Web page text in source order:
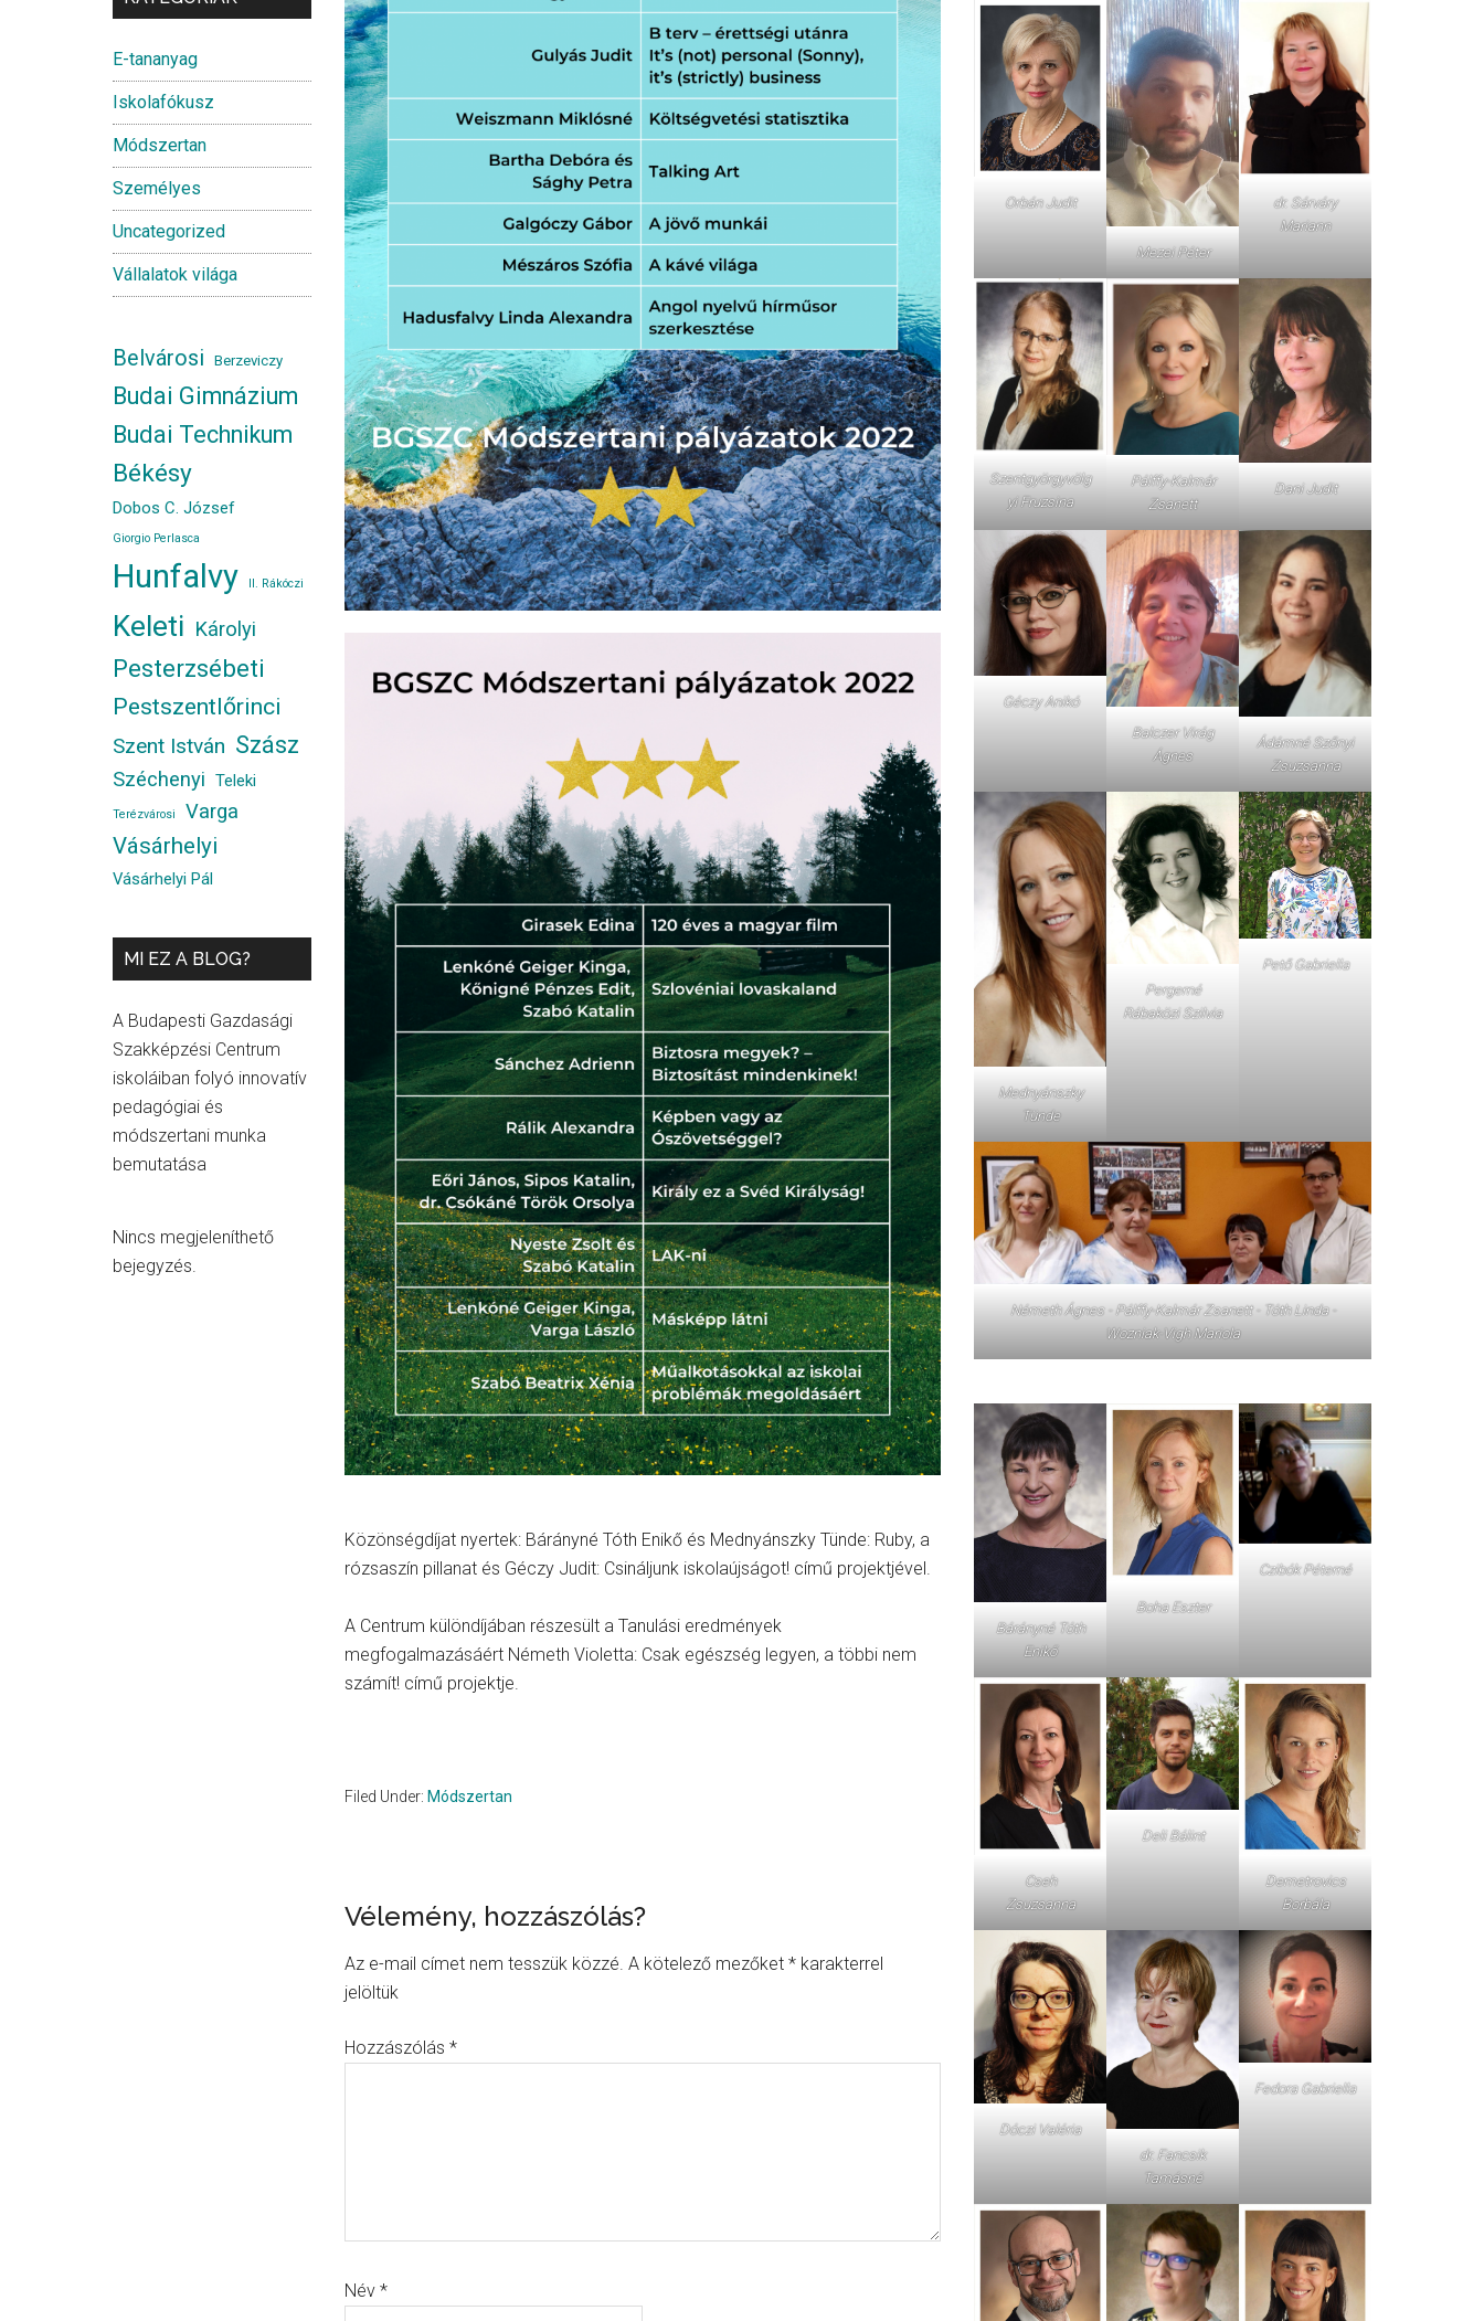
Közönségdíjat nyertek: Bárányné Tóth Enikő és Mednyánszky Tünde: Ruby, a
rózsaszín pillanat és Géczy Judit: Csináljunk iskolaújságot! című projektjével.
A Centrum különdíjában részesült a Tanulási eredmények
megfogalmazásáért Németh Violetta: Csak egészség legyen, a többi nem
számít! című projektje.
Filed Under: Módszertan
Reader
Interactions
Vélemény, hozzászólás?
Az e-mail címet nem tesszük közzé. A kötelező mezőket * karakterrel
jelöltük
Hozzászólás *
Név *
Orbán Judit
Mezei Péter
dr. Sárváry
Mariann
Szentgyörgyvölg
yi Fruzsina
Pálffy-Kalmár
Zsanett
Dani Judit
Géczy Anikó
Balczer Virág
Ágnes
Ádámné Szőnyi
Zsuzsanna
Mednyánszky
Tünde
Pergerné
Rábaközi Szilvia
Pető Gabriella
Németh Ágnes - Pálffy-Kalmár Zsanett - Tóth Linda -
Wozniak-Vigh Mariola
Bárányné Tóth
Enikő
Boha Eszter
Czibók Péterné
Cseh
Zsuzsanna
Deli Bálint
Demetrovics
Borbála
Dóczi Valéria
dr. Fancsik
Tamásné
Fedora Gabriella
E-tananyag
Iskolafókusz
Módszertan
Személyes
Uncategorized
Vállalatok világa
Belvárosi Berzeviczy
Budai Gimnázium
Budai Technikum
Békésy
Dobos C. József
Giorgio Perlasca
Hunfalvy II. Rákóczi
Keleti Károlyi
Pesterzsébeti
Pestszentlőrinci
Szent István Szász
Széchenyi Teleki
Terézvárosi Varga
Vásárhelyi
Vásárhelyi Pál
MI EZ A BLOG?
A Budapesti Gazdasági
Szakképzési Centrum
iskoláiban folyó innovatív
pedagógiai és
módszertani munka
bemutatása
Nincs megjeleníthető
bejegyzés.